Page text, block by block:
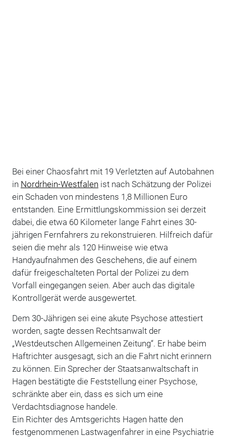
Bei einer Chaosfahrt mit 19 Verletzten auf Autobahnen
in Nordrhein-Westfalen ist nach Schätzung der Polizei
ein Schaden von mindestens 1,8 Millionen Euro
entstanden. Eine Ermittlungskommission sei derzeit
dabei, die etwa 60 Kilometer lange Fahrt eines 30-
jährigen Fernfahrers zu rekonstruieren. Hilfreich dafür
seien die mehr als 120 Hinweise wie etwa
Handyaufnahmen des Geschehens, die auf einem
dafür freigeschalteten Portal der Polizei zu dem
Vorfall eingegangen seien. Aber auch das digitale
Kontrollgerät werde ausgewertet.
Dem 30-Jährigen sei eine akute Psychose attestiert
worden, sagte dessen Rechtsanwalt der
„Westdeutschen Allgemeinen Zeitung“. Er habe beim
Haftrichter ausgesagt, sich an die Fahrt nicht erinnern
zu können. Ein Sprecher der Staatsanwaltschaft in
Hagen bestätigte die Feststellung einer Psychose,
schränkte aber ein, dass es sich um eine
Verdachtsdiagnose handele.
Ein Richter des Amtsgerichts Hagen hatte den
festgenommenen Lastwagenfahrer in eine Psychiatrie